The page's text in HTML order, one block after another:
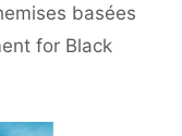
basées
for Black